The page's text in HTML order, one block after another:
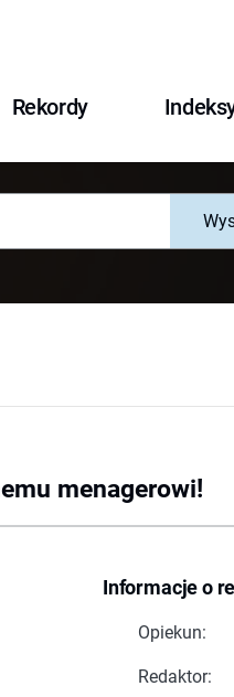
Rekordy
menagerowi!
Informacje o
Opiekun:
Redaktor: